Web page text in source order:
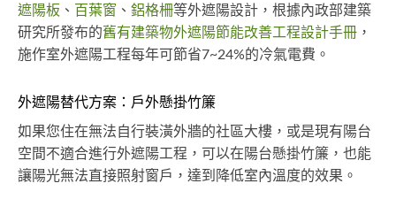
遮陽板 、 百葉窗 、 鋁格柵等外遮陽設計，根據內政部建築
研究所發布的舊有建築物外遮陽節能改善工程設計手冊 ，
施作室外遮陽工程每年可節省7~24%的冷氣電費。
外遮陽替代方案：戶外懸掛竹簾
如果您住在無法自行裝潢外牆的社區大樓，或是現有陽台
空間不適合進行外遮陽工程，可以在陽台懸掛竹簾，也能
讓陽光無法直接照射窗戶，達到降低室內溫度的效果。